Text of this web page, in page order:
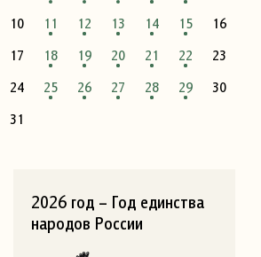
10
11 12 13 14 15
16
17
18 19 20 21 22
23
24
25 26 27 28 29
30
31
2026 год – Год единства
народов России